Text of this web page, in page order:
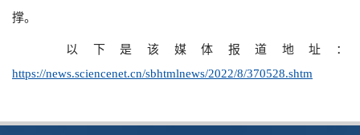
撑。
以下是该媒体报道地址：
https://news.sciencenet.cn/sbhtmlnews/2022/8/370528.shtm